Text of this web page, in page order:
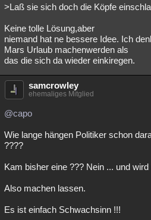
Spiritualität Verschwörungen
Natur Umfragen
weitere Rubriken
Philosophie Träume Orte
Astronomie Helpdesk
Musik
Besucht
Lesenswert Schlüsselwörter
>Laß sie sich doch die Köpfe
Keine tolle Lösung,aber
niemand hat ne bessere Idee. Ich
Mars Urlaub machenwerden als
das die sich da wieder einkiregen.
samcrowley
ehemaliges Mitglied
@capo
Wie lange hängen Politiker schon
????
Kam bisher eine ??? Nein ... und
Also machen lassen.
Es ist einfach Schwachsinn !!!